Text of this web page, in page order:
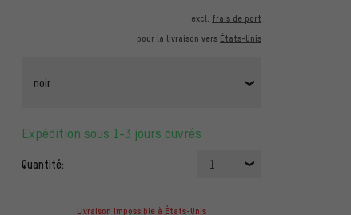
excl. frais de port
pour la livraison vers États-Unis
noir
Expédition sous 1-3 jours ouvrés
Quantité: 1
Livraison impossible à États-Unis